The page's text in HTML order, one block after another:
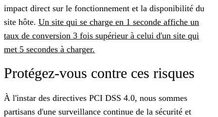
impact direct sur le fonctionnement et la disponibilité du
site hôte. Un site qui se charge en 1 seconde affiche un
taux de conversion 3 fois supérieur à celui d'un site qui
met 5 secondes à charger.
Protégez-vous contre ces risques
À l'instar des directives PCI DSS 4.0, nous sommes
partisans d'une surveillance continue de la sécurité et